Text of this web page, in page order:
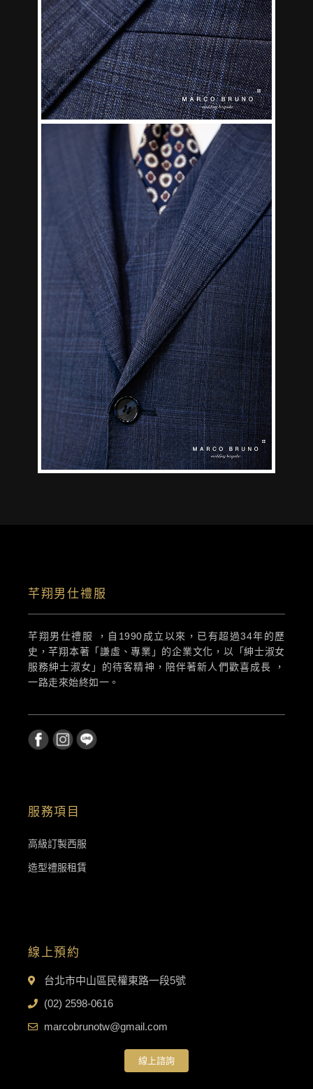
芊翔男仕禮服
芊翔男仕禮服 ，自1990成立以來，已有超過34年的歷
史，芊翔本著「謙虛、專業」的企業文化，以「紳士淑女
服務紳士淑女」的待客精神，陪伴著新人們歡喜成長 ，
一路走來始終如一。
服務項目
高級訂製西服
造型禮服租賃
線上預約
台北市中山區民權東路一段5號
(02) 2598-0616
marcobrunotw@gmail.com
線上諮詢